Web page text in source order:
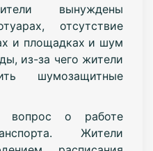
вынуждены
отсутствие
и площадках и шум
из-за чего жители
шумозащитные
вопрос о работе
Жители